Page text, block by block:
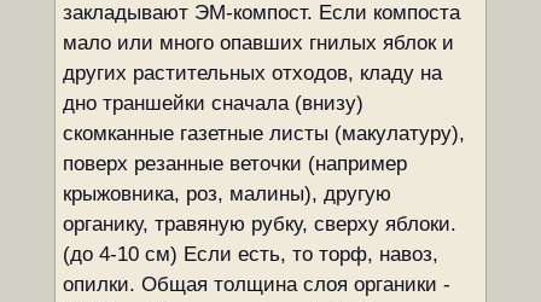
закладывают ЭМ-компост. Если компоста
мало или много опавших гнилых яблок и
других растительных отходов, кладу на
дно траншейки сначала (внизу)
скомканные газетные листы (макулатуру),
поверх резанные веточки (например
крыжовника, роз, малины), другую
органику, травяную рубку, сверху яблоки.
(до 4-10 см) Если есть, то торф, навоз,
опилки. Общая толщина слоя органики -